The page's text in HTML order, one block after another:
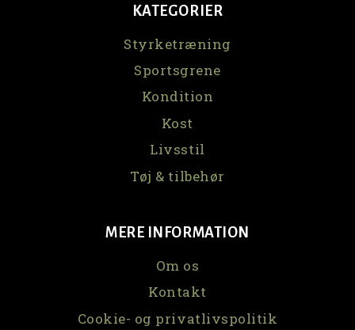
KATEGORIER
Styrketræning
Sportsgrene
Kondition
Kost
Livsstil
Tøj & tilbehør
MERE INFORMATION
Om os
Kontakt
Cookie- og privatlivspolitik